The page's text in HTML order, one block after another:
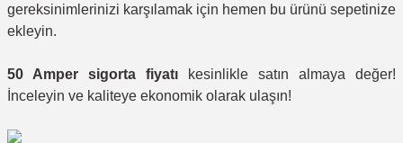
gereksinimlerinizi karşılamak için hemen bu ürünü sepetinize
ekleyin.
50 Amper sigorta fiyatı kesinlikle satın almaya değer!
İnceleyin ve kaliteye ekonomik olarak ulaşın!